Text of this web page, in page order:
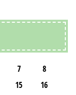
7
8
15
16